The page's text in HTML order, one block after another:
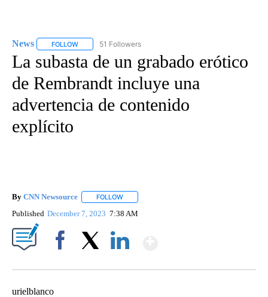
News FOLLOW FOLLOW "NEWS" TO RECEIVE NOTIFICATIONS ABOUT
51 Followers
La subasta de un grabado erótico
de Rembrandt incluye una
advertencia de contenido
explícito
By CNN Newsource FOLLOW
Published December 7, 2023 7:38 AM
urielblanco